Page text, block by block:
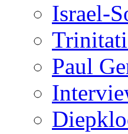
Israel-
Paul